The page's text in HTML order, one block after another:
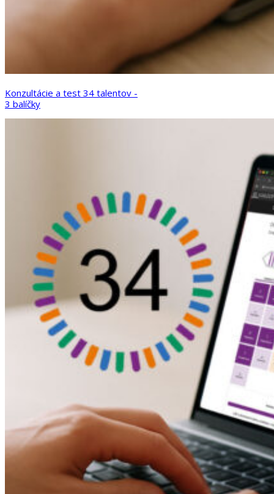
Konzultácie a test 34 talentov -
3 balíčky